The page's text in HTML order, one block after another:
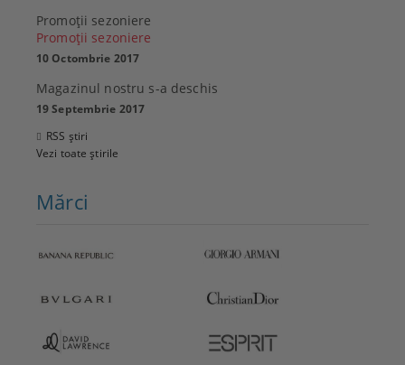
Promoţii sezoniere
Promoţii sezoniere
10 Octombrie 2017
Magazinul nostru s-a deschis
19 Septembrie 2017
RSS știri
Vezi toate știrile
Mărci